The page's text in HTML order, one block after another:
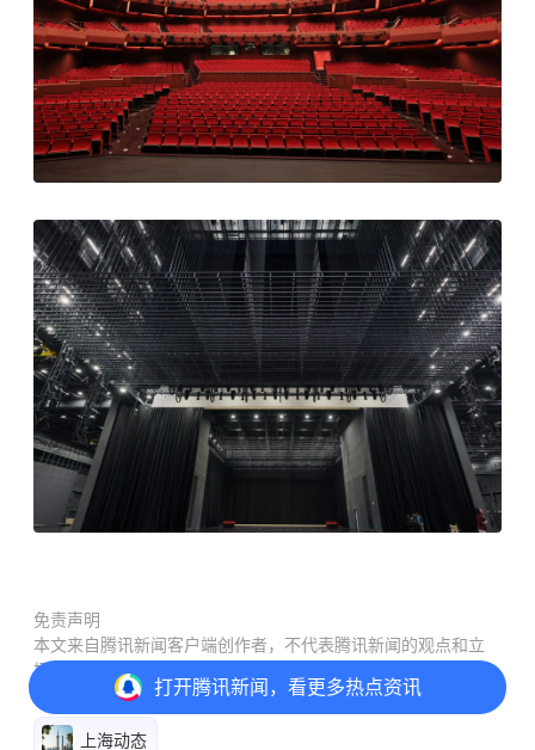
免责声明
本文来自腾讯新闻客户端创作者，不代表腾讯新闻的观点和立
场。
上海动态
打开腾讯新闻，看更多热点资讯